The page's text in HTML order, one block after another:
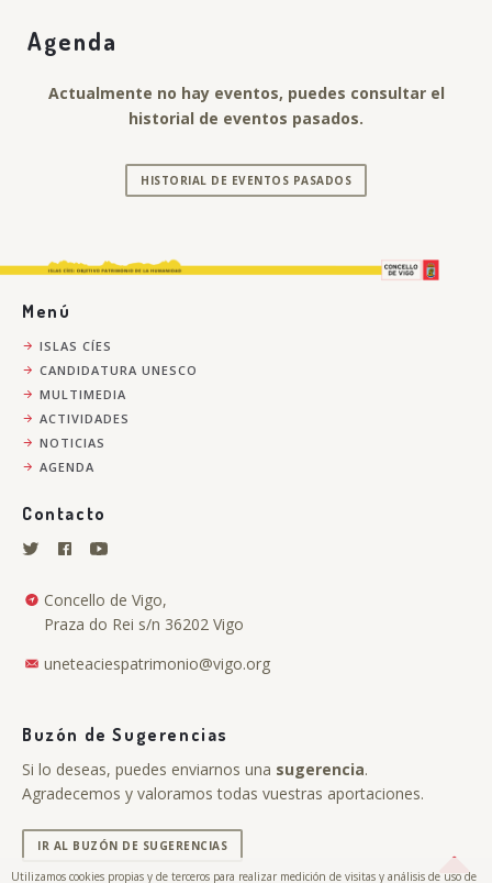
Agenda
Actualmente no hay eventos, puedes consultar el
historial de eventos pasados.
HISTORIAL DE EVENTOS PASADOS
Menú
ISLAS CÍES
CANDIDATURA UNESCO
MULTIMEDIA
ACTIVIDADES
NOTICIAS
AGENDA
Contacto
Concello de Vigo,
Praza do Rei s/n 36202 Vigo
uneteaciespatrimonio@vigo.org
Buzón de Sugerencias
Si lo deseas, puedes enviarnos una sugerencia.
Agradecemos y valoramos todas vuestras aportaciones.
IR AL BUZÓN DE SUGERENCIAS
Utilizamos cookies propias y de terceros para realizar medición de visitas y análisis de uso de